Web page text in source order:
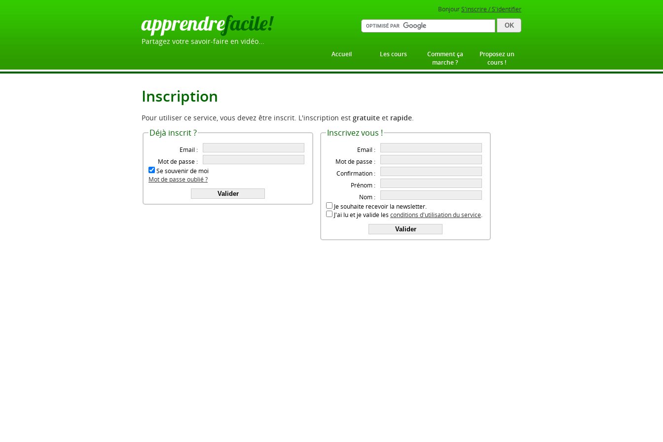
apprendrefacile!
Partagez votre savoir-faire en vidéo...
BonjourS'inscrire / S'identifier
Accueil Les cours
Comment ça
marche ?
Proposez un
cours !
Inscription
Pour utiliser ce service, vous devez être inscrit. L'inscription est gratuite et rapide.
Déjà inscrit ?
Email :
Mot de passe :
Se souvenir de moi
Mot de passe oublié ?
Inscrivez vous !
Email :
Mot de passe :
Confirmation :
Prénom :
Nom :
Je souhaite recevoir la newsletter.
J'ai lu et je valide les conditions d'utilisation du service.